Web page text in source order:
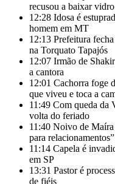
recusou a baixar vidro
12:28 Idosa é
homem em MT
12:13 Prefeitura
na Torquato Tapajós
12:07 Irmão de
a cantora
12:01 Cachorra foge
que viveu e toca a
11:49 Com queda da
volta do feriado
11:40 Noivo de Maíra
para relacionamentos”
11:14 Capela é
em SP
13:31 Pastor é
de fiéis